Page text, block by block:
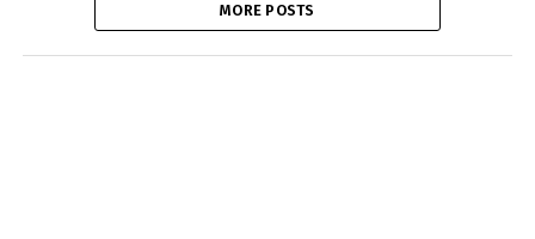
MORE POSTS